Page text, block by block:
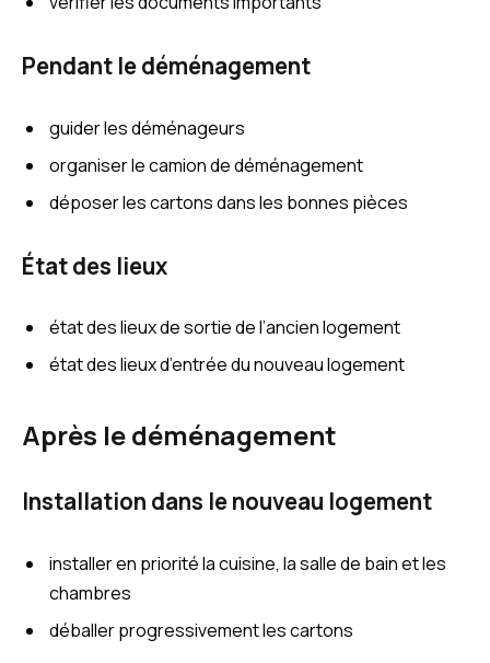
Pendant le déménagement
guider les déménageurs
organiser le camion de déménagement
déposer les cartons dans les bonnes pièces
État des lieux
état des lieux de sortie de l’ancien logement
état des lieux d’entrée du nouveau logement
Après le déménagement
Installation dans le nouveau logement
installer en priorité la cuisine, la salle de bain et les
chambres
déballer progressivement les cartons